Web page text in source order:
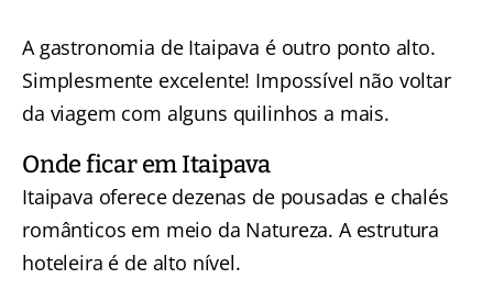
A gastronomia de Itaipava é outro ponto alto.
Simplesmente excelente! Impossível não voltar
da viagem com alguns quilinhos a mais.
Onde ficar em Itaipava
Itaipava oferece dezenas de pousadas e chalés
românticos em meio da Natureza. A estrutura
hoteleira é de alto nível.